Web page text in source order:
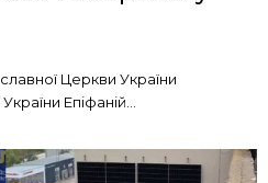
Церкви України
Епіфаній...